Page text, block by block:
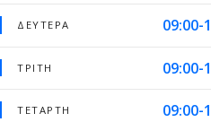
ΔΕΥΤΈΡΑ 09:00-
ΤΡΊΤΗ 09:00-
ΤΕΤΆΡΤΗ 09:00-